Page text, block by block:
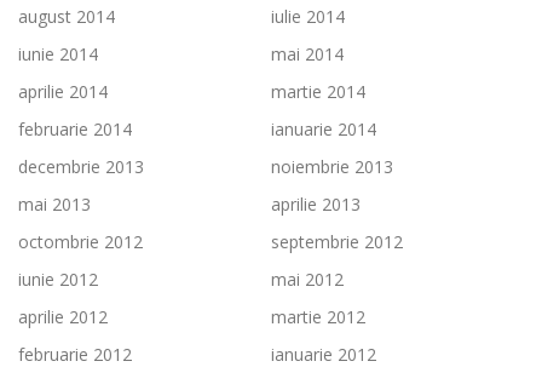
august 2014
iulie 2014
iunie 2014
mai 2014
aprilie 2014
martie 2014
februarie 2014
ianuarie 2014
decembrie 2013
noiembrie 2013
mai 2013
aprilie 2013
octombrie 2012
septembrie 2012
iunie 2012
mai 2012
aprilie 2012
martie 2012
februarie 2012
ianuarie 2012